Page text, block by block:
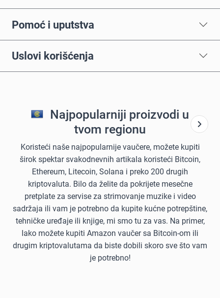
Pomoć i uputstva
Uslovi korišćenja
Najpopularniji proizvodi u
tvom regionu
Koristeći naše najpopularnije vaučere, možete kupiti
širok spektar svakodnevnih artikala koristeći Bitcoin,
Ethereum, Litecoin, Solana i preko 200 drugih
kriptovaluta. Bilo da želite da pokrijete mesečne
pretplate za servise za strimovanje muzike i video
sadržaja ili vam je potrebno da kupite kućne potrepštine,
tehničke uređaje ili knjige, mi smo tu za vas. Na primer,
lako možete kupiti Amazon vaučer sa Bitcoin-om ili
drugim kriptovalutama da biste dobili skoro sve što vam
je potrebno!